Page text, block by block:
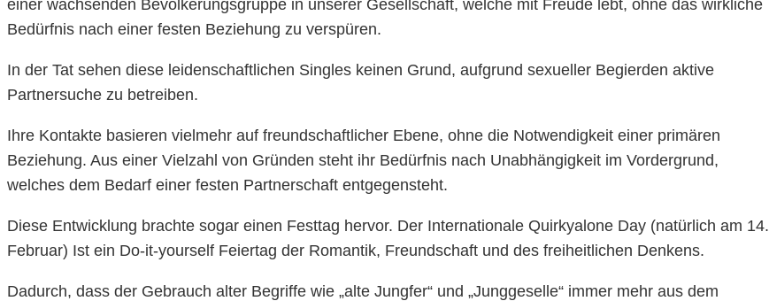
einer wachsenden Bevölkerungsgruppe in unserer Gesellschaft, welche mit Freude lebt, ohne das wirkliche
Bedürfnis nach einer festen Beziehung zu verspüren.
In der Tat sehen diese leidenschaftlichen Singles keinen Grund, aufgrund sexueller Begierden aktive
Partnersuche zu betreiben.
Ihre Kontakte basieren vielmehr auf freundschaftlicher Ebene, ohne die Notwendigkeit einer primären
Beziehung. Aus einer Vielzahl von Gründen steht ihr Bedürfnis nach Unabhängigkeit im Vordergrund,
welches dem Bedarf einer festen Partnerschaft entgegensteht.
Diese Entwicklung brachte sogar einen Festtag hervor. Der Internationale Quirkyalone Day (natürlich am 14.
Februar) Ist ein Do-it-yourself Feiertag der Romantik, Freundschaft und des freiheitlichen Denkens.
Dadurch, dass der Gebrauch alter Begriffe wie „alte Jungfer“ und „Junggeselle“ immer mehr aus dem